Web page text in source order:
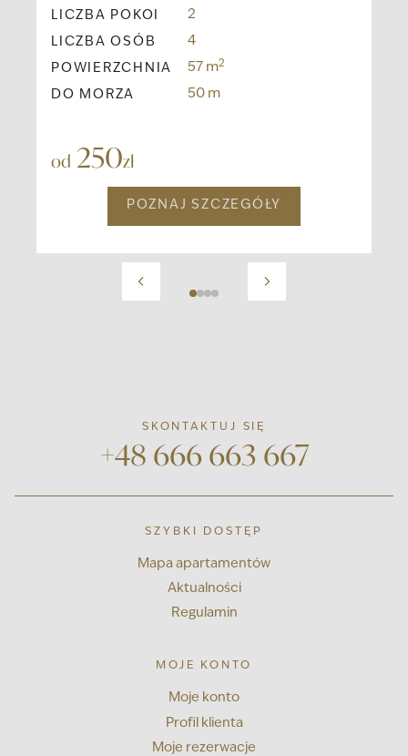
LICZBA POKOI
2
LICZBA OSÓB
4
POWIERZCHNIA
57 m2
DO MORZA 50 m
od 250zł
POZNAJ SZCZEGÓŁY
SZYBKI DOSTĘP
Mapa apartamentów
Aktualności
Regulamin
MOJE KONTO
Moje konto
Profil klienta
Moje rezerwacje
SKONTAKTUJ SIĘ
+48 666 663 667